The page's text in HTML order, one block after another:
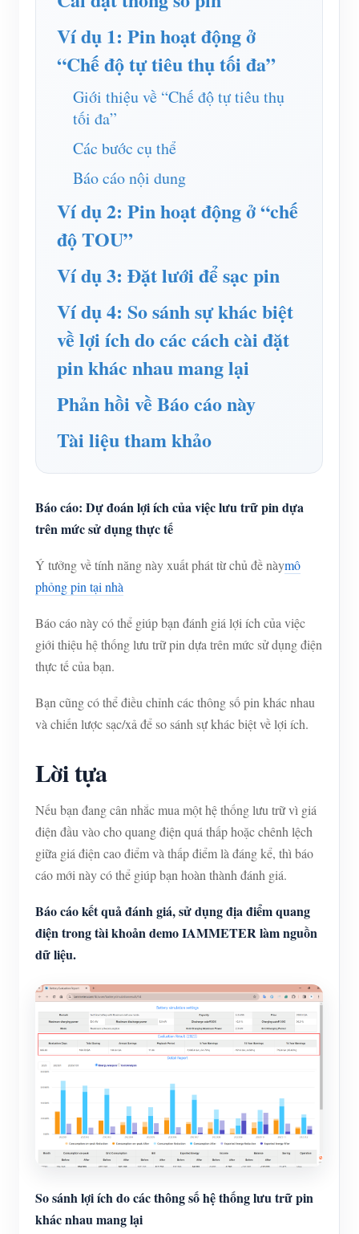
Trình mô phỏng IAMMETER
Đồng hồ đo ảo
Hệ thống dự báo và mô phỏng năng lượng
Các ứng dụng
Hệ thống điều khiển máy sưởi PV
Giám sát năng lượng nhà máy
Tài nguyên
Tài liệu
Câu hỏi thường gặp
Tin tức
Blog
Cộng đồng
Nhà phát triển
Khám phá
Tiếp xúc
Về chúng tôi
Ví dụ 1: Pin hoạt động ở
“Chế độ tự tiêu thụ tối đa”
Giới thiệu về “Chế độ tự tiêu thụ
tối đa”
Các bước cụ thể
Báo cáo nội dung
Ví dụ 2: Pin hoạt động ở “chế
độ TOU”
Ví dụ 3: Đặt lưới để sạc pin
Ví dụ 4: So sánh sự khác biệt
về lợi ích do các cách cài đặt
pin khác nhau mang lại
Phản hồi về Báo cáo này
Tài liệu tham khảo
Báo cáo: Dự đoán lợi ích của việc lưu trữ pin dựa
trên mức sử dụng thực tế
Ý tưởng về tính năng này xuất phát từ chủ đề nàymô
phỏng pin tại nhà
Báo cáo này có thể giúp bạn đánh giá lợi ích của việc
giới thiệu hệ thống lưu trữ pin dựa trên mức sử dụng điện
thực tế của bạn.
Bạn cũng có thể điều chỉnh các thông số pin khác nhau
và chiến lược sạc/xả để so sánh sự khác biệt về lợi ích.
Lời tựa
Nếu bạn đang cân nhắc mua một hệ thống lưu trữ vì giá
điện đầu vào cho quang điện quá thấp hoặc chênh lệch
giữa giá điện cao điểm và thấp điểm là đáng kể, thì báo
cáo mới này có thể giúp bạn hoàn thành đánh giá.
Báo cáo kết quả đánh giá, sử dụng địa điểm quang
điện trong tài khoản demo IAMMETER làm nguồn
dữ liệu.
So sánh lợi ích do các thông số hệ thống lưu trữ pin
khác nhau mang lại